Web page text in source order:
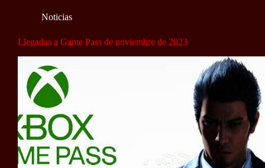
Noticias
Llegadas a Game Pass de noviembre de 2023